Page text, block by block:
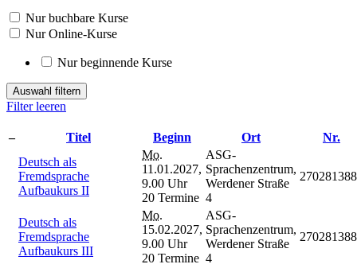
Nur buchbare Kurse
Nur Online-Kurse
Nur beginnende Kurse
Auswahl filtern
Filter leeren
– Titel Beginn Ort
Nr.
Deutsch als
Fremdsprache
Aufbaukurs II
Mo.
11.01.2027,
9.00 Uhr
20 Termine
ASG-
Sprachenzentrum,
Werdener Straße
4
Deutsch als
Fremdsprache
Aufbaukurs III
Mo.
15.02.2027,
9.00 Uhr
20 Termine
ASG-
Sprachenzentrum,
Werdener Straße
4